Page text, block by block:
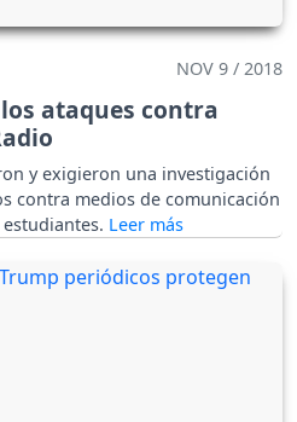
NOV 9 / 2018
los ataques contra
y exigieron una investigación
contra medios de comunicación